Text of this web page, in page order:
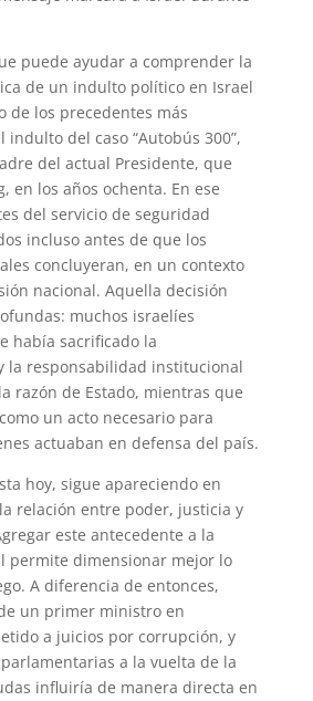
puede ayudar a comprender la
de un indulto político en Israel
de los precedentes más
indulto del caso “Autobús 300”,
del actual Presidente, que
en los años ochenta. En ese
del servicio de seguridad
incluso antes de que los
concluyeran, en un contexto
nacional. Aquella decisión
muchos israelíes
había sacrificado la
la responsabilidad institucional
razón de Estado, mientras que
un acto necesario para
actuaban en defensa del país.
hoy, sigue apareciendo en
relación entre poder, justicia y
este antecedente a la
permite dimensionar mejor lo
A diferencia de entonces,
un primer ministro en
a juicios por corrupción, y
a la vuelta de la
influiría de manera directa en